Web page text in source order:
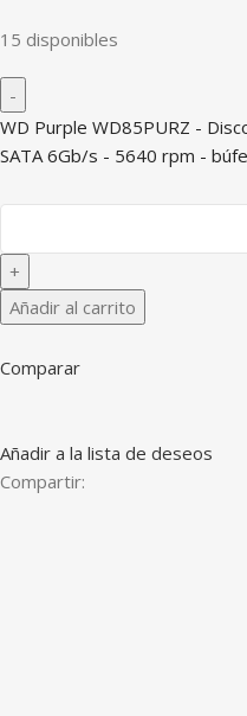
15 disponibles
WD Purple WD85PURZ -
SATA 6Gb/s - 5640 rpm -
Añadir al carrito
Comparar
Añadir a la lista de deseos
Compartir: